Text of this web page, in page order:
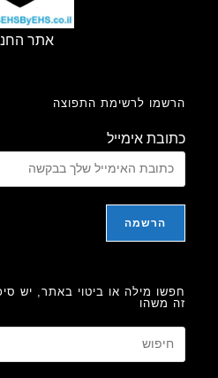
אתר החנות
לרשימת התפוצה
אימייל
מילה או ביטוי באתר, יש סיכוי טוב